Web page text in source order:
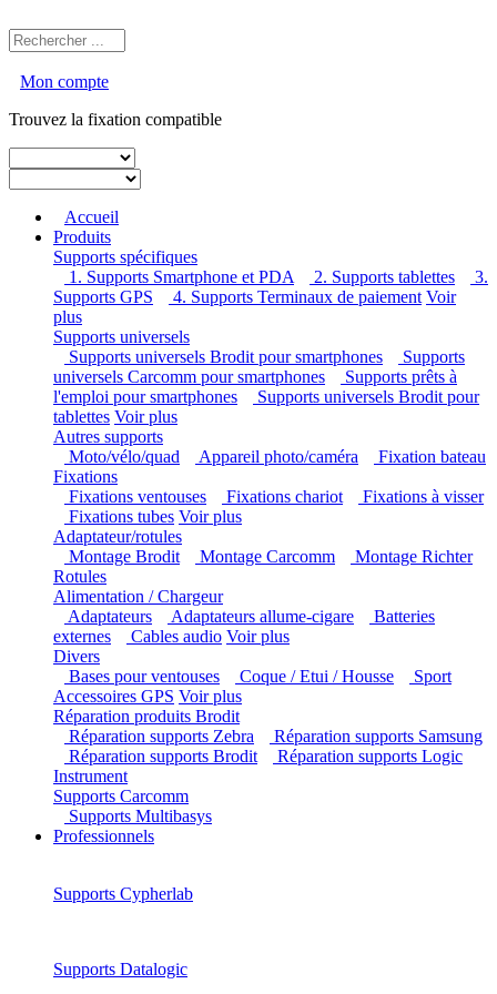
Mon compte
Trouvez la fixation compatible
Accueil
Produits
Supports spécifiques
1. Supports Smartphone et PDA
2. Supports tablettes
3.
Supports GPS
4. Supports Terminaux de paiement Voir
plus
Supports universels
Supports universels Brodit pour smartphones
Supports
universels Carcomm pour smartphones
Supports prêts à
l'emploi pour smartphones
Supports universels Brodit pour
tablettes Voir plus
Autres supports
Moto/vélo/quad
Appareil photo/caméra
Fixation bateau
Fixations
Fixations ventouses
Fixations chariot
Fixations à visser
Fixations tubes Voir plus
Adaptateur/rotules
Montage Brodit
Montage Carcomm
Montage Richter
Rotules
Alimentation / Chargeur
Adaptateurs
Adaptateurs allume-cigare
Batteries
externes
Cables audio Voir plus
Divers
Bases pour ventouses
Coque / Etui / Housse
Sport
Accessoires GPS Voir plus
Réparation produits Brodit
Réparation supports Zebra
Réparation supports Samsung
Réparation supports Brodit
Réparation supports Logic
Instrument
Supports Carcomm
Supports Multibasys
Professionnels
Supports Cypherlab
Supports Datalogic